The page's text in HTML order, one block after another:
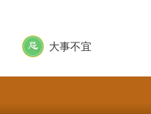
大事不宜